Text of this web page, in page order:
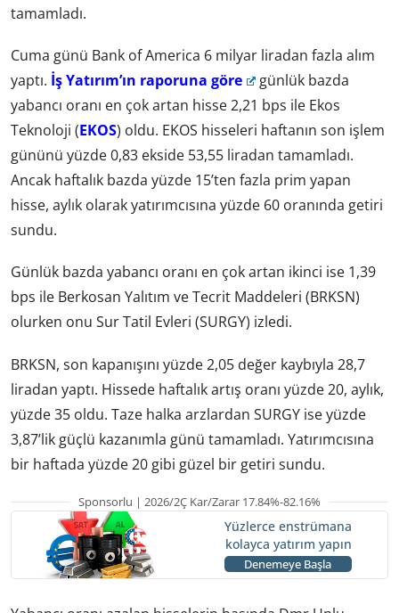
tamamladı.
Cuma günü Bank of America 6 milyar liradan fazla alım
yaptı. İş Yatırım’ın raporuna göre
günlük bazda
yabancı oranı en çok artan hisse 2,21 bps ile Ekos
Teknoloji (EKOS) oldu. EKOS hisseleri haftanın son işlem
gününü yüzde 0,83 ekside 53,55 liradan tamamladı.
Ancak haftalık bazda yüzde 15’ten fazla prim yapan
hisse, aylık olarak yatırımcısına yüzde 60 oranında getiri
sundu.
Günlük bazda yabancı oranı en çok artan ikinci ise 1,39
bps ile Berkosan Yalıtım ve Tecrit Maddeleri (BRKSN)
olurken onu Sur Tatil Evleri (SURGY) izledi.
BRKSN, son kapanışını yüzde 2,05 değer kaybıyla 28,7
liradan yaptı. Hissede haftalık artış oranı yüzde 20, aylık,
yüzde 35 oldu. Taze halka arzlardan SURGY ise yüzde
3,87’lik güçlü kazanımla günü tamamladı. Yatırımcısına
bir haftada yüzde 20 gibi güzel bir getiri sundu.
Sponsorlu | 2026/2Ç Kar/Zarar 17.84%-82.16%
Yüzlerce enstrümana
kolayca yatırım yapın
Denemeye Başla